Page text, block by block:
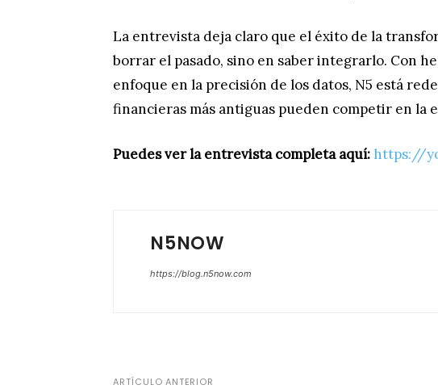
La entrevista deja claro que el éxito de la
borrar el pasado, sino en saber integrarlo. Con
enfoque en la precisión de los datos, N5 está
financieras más antiguas pueden competir en la
Puedes ver la entrevista completa aquí: https://
N5NOW
https://blog.n5now.com
ARTÍCULO ANTERIOR